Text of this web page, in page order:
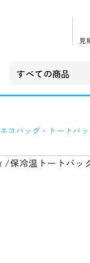
見
エコバッグ・トートバ